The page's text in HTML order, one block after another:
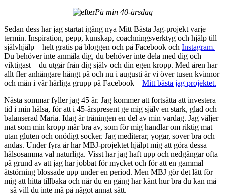
På min 40-årsdag
Sedan dess har jag startat igång nya Mitt Bästa Jag-projekt varje
termin. Inspiration, pepp, kunskap, coachningsverktyg och hjälp till
självhjälp – helt gratis på bloggen och på Facebook och Instagram.
Du behöver inte anmäla dig, du behöver inte dela med dig och
viktigast – du utgår från dig själv och din egen kropp. Med åren har
allt fler anhängare hängt på och nu i augusti är vi över tusen kvinnor
och män i vår härliga grupp på Facebook – Mitt bästa jag projektet.
Nästa sommar fyller jag 45 år. Jag kommer att fortsätta att investera
tid i min hälsa, för att i 45-årspresent ge mig själv en stark, glad och
balanserad Maria. Idag är träningen en del av min vardag. Jag väljer
mat som min kropp mår bra av, som för mig handlar om riktig mat
utan gluten och onödigt socker. Jag mediterar, yogar, sover bra och
andas. Under fyra år har MBJ-projektet hjälpt mig att göra dessa
hälsosamma val naturliga. Visst har jag haft upp och nedgångar ofta
på grund av att jag har jobbat för mycket och för att en gammal
ätstörning blossade upp under en period. Men MBJ gör det lätt för
mig att hitta tillbaka och när du en gång har känt hur bra du kan må
– så vill du inte må på något annat sätt.